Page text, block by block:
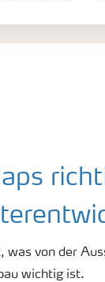
was von der
wichtig ist.